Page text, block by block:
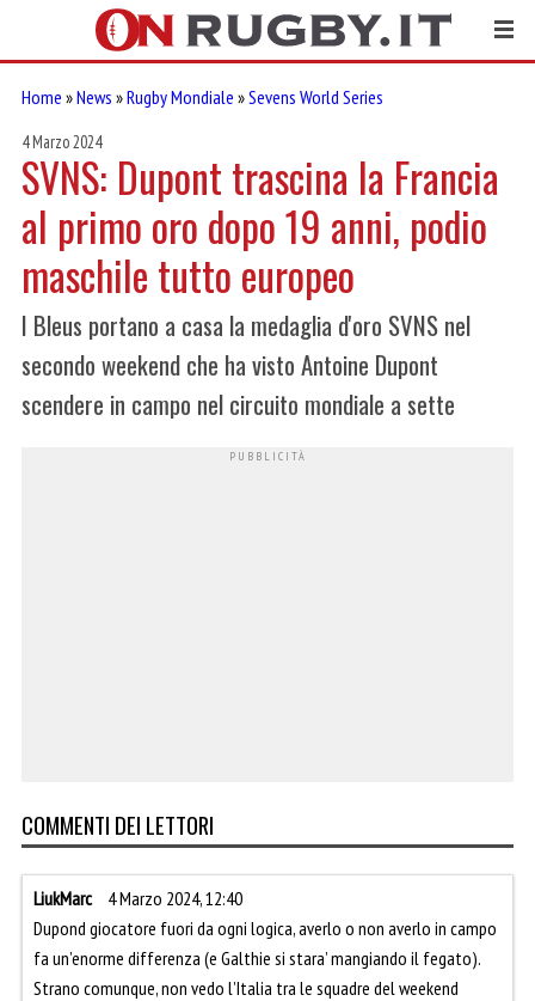
Home »News »Rugby Mondiale »Sevens World Series
4 Marzo 2024
SVNS: Dupont trascina la Francia
al primo oro dopo 19 anni, podio
maschile tutto europeo
I Bleus portano a casa la medaglia d'oro SVNS nel
secondo weekend che ha visto Antoine Dupont
scendere in campo nel circuito mondiale a sette
COMMENTI DEI LETTORI
LiukMarc
4 Marzo 2024, 12:40
Dupond giocatore fuori da ogni logica, averlo o non averlo in campo
fa un’enorme differenza (e Galthie si stara’ mangiando il fegato).
Strano comunque, non vedo l’Italia tra le squadre del weekend